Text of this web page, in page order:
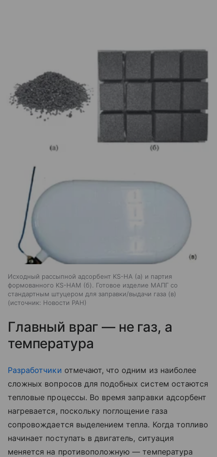
Исходный рассыпной адсорбент KS-HA (а) и партия
формованного KS-HAM (б). Готовое изделие МАПГ со
стандартным штуцером для заправки/выдачи газа (в)
источник: Новости РАН
Главный враг — не газ, а
температура
Разработчики отмечают, что одним из наиболее
сложных вопросов для подобных систем остаются
тепловые процессы. Во время заправки адсорбент
нагревается, поскольку поглощение газа
сопровождается выделением тепла. Когда топливо
начинает поступать в двигатель, ситуация
меняется на противоположную — температура